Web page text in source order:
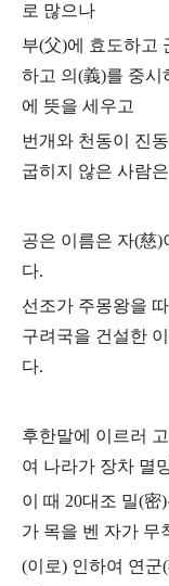
로 많으나
부(父)에 효도하고
하고 의(義)를 중시
에 뜻을 세우고
번개와 천동이 진
굽히지 않은 사람은
공은 이름은 자(慈)
다.
선조가 주몽왕을
구려국을 건설한
다.
후한말에 이르러
여 나라가 장차 멸
이 때 20대조 밀(密
가 목을 벤 자가 무
(이로) 인하여 연군